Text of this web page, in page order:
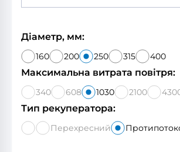
Діаметр, мм:
160 200 250 315 400
Максимальна витрата повітря:
340 608 1030 2100
Тип рекуператора:
Перехресний